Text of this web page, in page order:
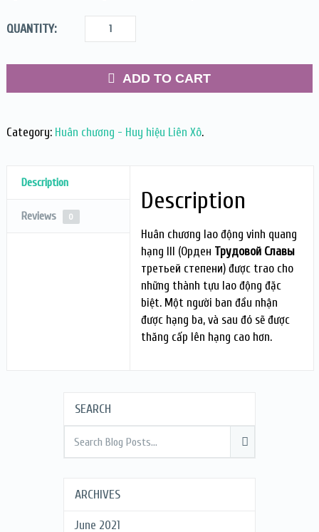
QUANTITY:
ADD TO CART
Category: Huân chương - Huy hiệu Liên Xô.
Description
Reviews 0
Description
Huân chương lao động vinh quang
hạng III (Орден Трудовой Славы
третьей степени) được trao cho
những thành tựu lao động đặc
biệt. Một người ban đầu nhận
được hạng ba, và sau đó sẽ được
thăng cấp lên hạng cao hơn.
SEARCH
ARCHIVES
June 2021